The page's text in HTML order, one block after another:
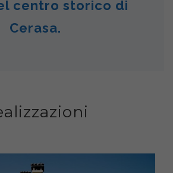
centro storico di
Cerasa.